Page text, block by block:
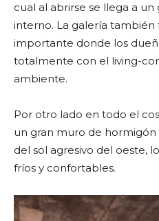
cual al abrirse se llega a
interno. La galería también
importante donde los
totalmente con el living-
ambiente.
Por otro lado en todo el
un gran muro de
del sol agresivo del oeste,
fríos y confortables.